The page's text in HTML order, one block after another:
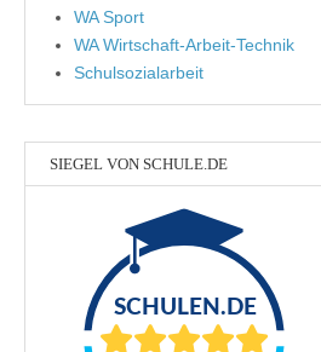
WA Sport
WA Wirtschaft-Arbeit-Technik
Schulsozialarbeit
SIEGEL VON SCHULE.DE